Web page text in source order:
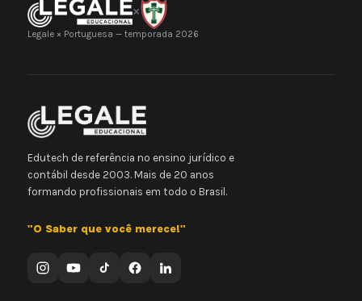
×
Legale × Portuguesa — temporada 2026
Edutech de referência no ensino jurídico e
contábil desde 2003. Mais de 20 anos
formando profissionais em todo o Brasil.
"O Saber que você merece!"